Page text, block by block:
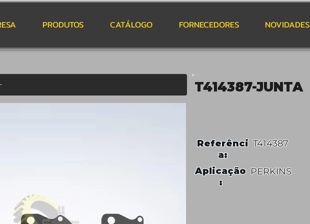
PRODUTOS CATÁLOGO FORNECEDORES NOVIDADES
T414387-JUNTA
Referênci
a:
T414387
Aplicação
:
PERKINS